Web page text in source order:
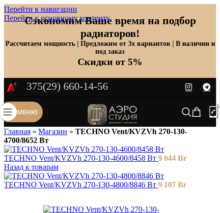
Перейти к навигации
Перейти к основному контенту
Сэкономим Ваше время на подбор
радиаторов!
Рассчитаем мощность | Предложим от 3х вариантов | В наличии и
под заказ
Скидки от 5%
375(29) 660-14-56
МЕНЮ
Главная » Магазин » TECHNO Vent/KVZVh 270-130-
4700/8652 Вт
TECHNO Vent/KVZVh 270-130-4600/8458 Вт 9 044 Br
Назад к товарам
TECHNO Vent/KVZVh 270-130-4800/8846 Вт 9 107 Br